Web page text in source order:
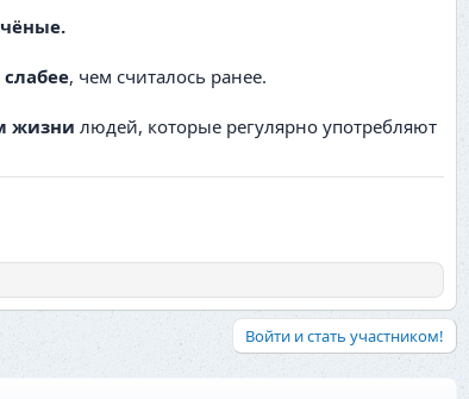
, чем считалось ранее.
жизни людей, которые регулярно употребляют
Войти и стать участником!